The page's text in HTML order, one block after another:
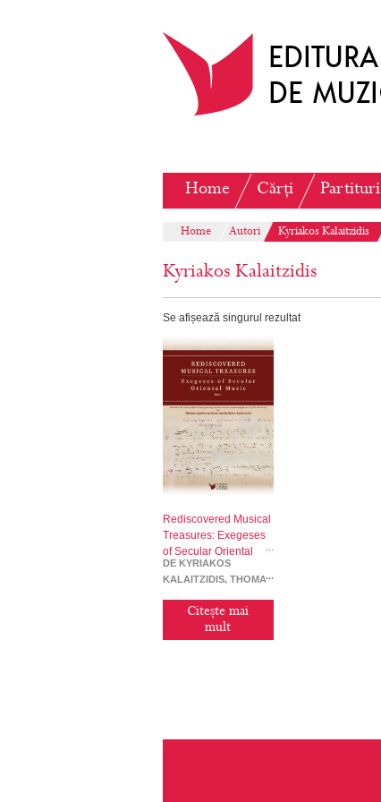
Home Cărți Partituri
Home Autori Kyriakos Kalaitzidis
Kyriakos Kalaitzidis
Se afișează singurul rezultat
Rediscovered Musical
Treasures: Exegeses
of Secular Oriental
Music. (Part I)
DE KYRIAKOS
KALAITZIDIS, THOMAS
Citește mai
mult